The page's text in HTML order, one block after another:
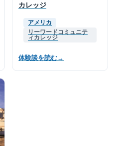
カレッジ
アメリカ
リーワードコミュニテ
ィカレッジ
体験談を読む→